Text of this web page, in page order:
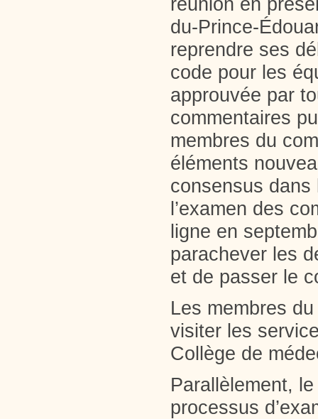
réunion en
du-Prince-
reprendre ses
code pour les
approuvée par
commentaires
membres du
éléments
consensus
l’examen des
ligne en
parachever les
et de passer le
Les membres
visiter les
Collège de
Parallèlement,
processus